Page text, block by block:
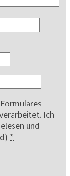
Ich
und
*